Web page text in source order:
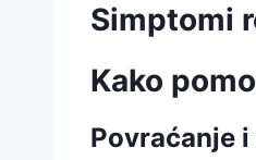
Simptomi
Kako
Povraćanje